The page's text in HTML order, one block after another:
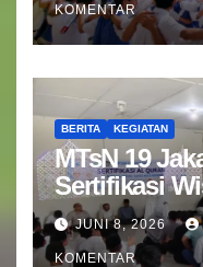
KOMENTAR
BERITA KEGIATAN
MTsN 19
Sertifikasi
Qur’an
JUNI 8, 2026
KOMENTAR